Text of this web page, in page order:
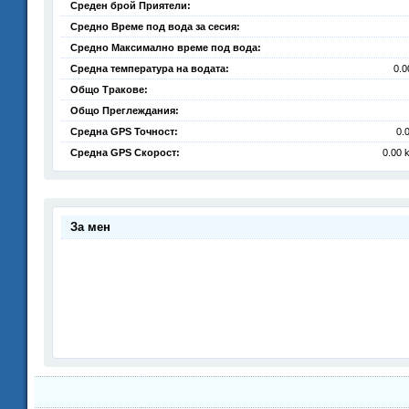
Среден брой Приятели:
Средно Време под вода за сесия:
Средно Максимално време под вода:
Средна температура на водата:
Общо Тракове:
Общо Преглеждания:
Средна GPS Точност:
Средна GPS Скорост:
0.00
За мен